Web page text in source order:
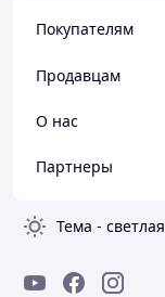
Покупателям
Продавцам
О нас
Партнеры
Тема - светлая